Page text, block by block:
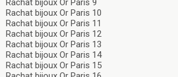
Rachat bijoux Or Paris 9
Rachat bijoux Or Paris 10
Rachat bijoux Or Paris 11
Rachat bijoux Or Paris 12
Rachat bijoux Or Paris 13
Rachat bijoux Or Paris 14
Rachat bijoux Or Paris 15